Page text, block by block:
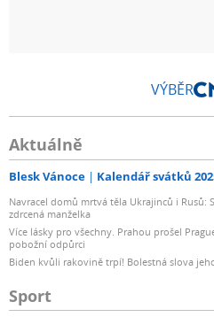
VÝBĚR
Aktuálně
Blesk Vánoce Kalendář svátků
Navracel domů mrtvá těla Ukrajinců i Rusů:
zdrcená manželka
Více lásky pro všechny. Prahou prošel
pobožní odpůrci
Biden kvůli rakovině trpí! Bolestná slova
Sport